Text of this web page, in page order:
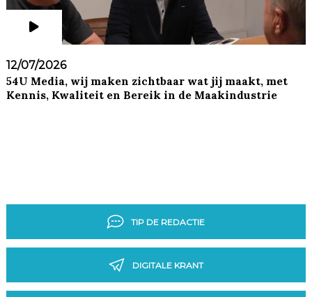
12/07/2026
54U Media, wij maken zichtbaar wat jij maakt, met
Kennis, Kwaliteit en Bereik in de Maakindustrie
TIP DE REDACTIE
DIGITALE KRANT